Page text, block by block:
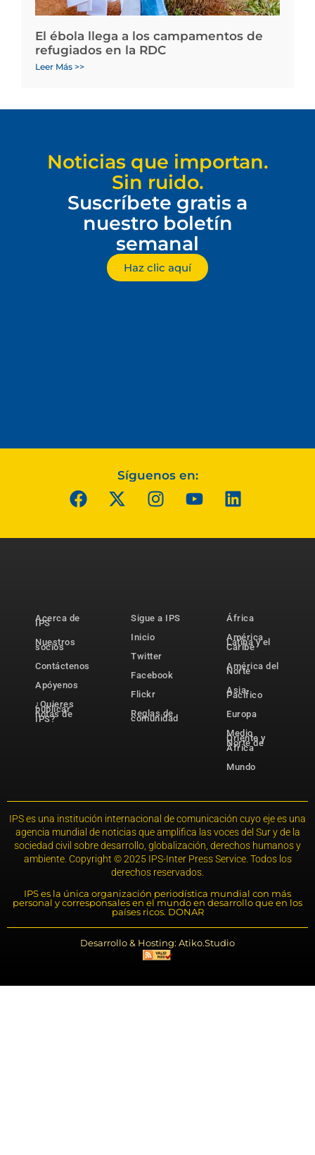
El ébola llega a los campamentos de
refugiados en la RDC
Leer Más >>
Noticias que importan.
Sin ruido.
Suscríbete gratis a
nuestro boletín
semanal
Haz clic aquí
Síguenos en:
Acerca de
IPS
Nuestros
socios
Contáctenos
Apóyenos
¿Quieres
publicar
notas de
IPS?
Sigue a IPS
Inicio
Twitter
Facebook
Flickr
Reglas de
comunidad
África
América
Latina y el
Caribe
América del
Norte
Asia-
Pacífico
Europa
Medio
Oriente y
Norte de
África
Mundo
IPS es una institución internacional de comunicación cuyo eje es una
agencia mundial de noticias que amplifica las voces del Sur y de la
sociedad civil sobre desarrollo, globalización, derechos humanos y
ambiente. Copyright © 2025 IPS-Inter Press Service. Todos los
derechos reservados.
IPS es la única organización periodística mundial con más
personal y corresponsales en el mundo en desarrollo que en los
países ricos. DONAR
Desarrollo & Hosting: Atiko.Studio